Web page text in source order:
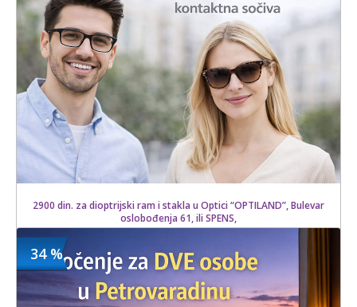
2900 din. za dioptrijski ram i stakla u Optici “OPTILAND”, Bulevar
oslobođenja 61, ili SPENS,
Kupljeno
2 kom.
2900 din
34 %